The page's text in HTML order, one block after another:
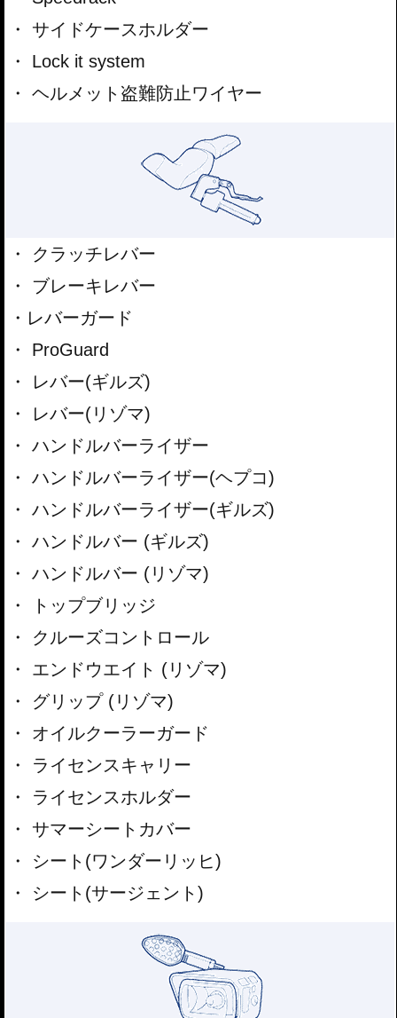
サイドケースホルダー
Lock it system
ヘルメット盗難防止ワイヤー
クラッチレバー
ブレーキレバー
レバーガード
ProGuard
レバー(ギルズ)
レバー(リゾマ)
ハンドルバーライザー
ハンドルバーライザー(ヘプコ)
ハンドルバーライザー(ギルズ)
ハンドルバー (ギルズ)
ハンドルバー (リゾマ)
トップブリッジ
クルーズコントロール
エンドウエイト (リゾマ)
グリップ (リゾマ)
オイルクーラーガード
ライセンスキャリー
ライセンスホルダー
サマーシートカバー
シート(ワンダーリッヒ)
シート(サージェント)